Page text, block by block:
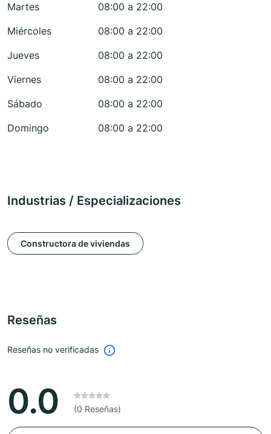
Martes
08:00 a 22:00
Miércoles
08:00 a 22:00
Jueves
08:00 a 22:00
Viernes
08:00 a 22:00
Sábado
08:00 a 22:00
Domingo
08:00 a 22:00
Industrias / Especializaciones
Constructora de viviendas
Reseñas
Reseñas no verificadas
0.0 (0 Reseñas)